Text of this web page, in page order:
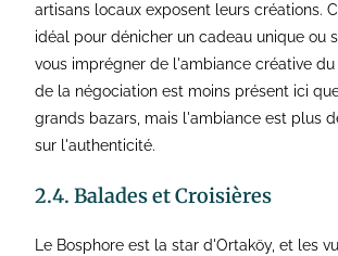
artisans locaux exposent leurs créations.
idéal pour dénicher un cadeau unique ou
vous imprégner de l'ambiance créative du
de la négociation est moins présent ici
grands bazars, mais l'ambiance est plus
sur l'authenticité.
2.4. Balades et Croisières
Le Bosphore est la star d'Ortaköy, et les